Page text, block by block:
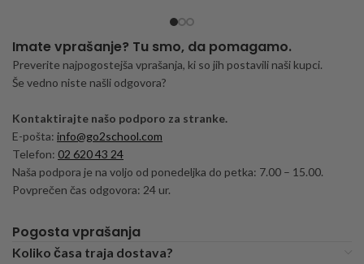
Imate vprašanje? Tu smo, da pomagamo.
Preverite najpogostejša vprašanja, ki so jih postavili naši kupci.
Še vedno niste našli odgovora?
Kontaktirajte našo podporo za stranke.
E-pošta: info@go2school.com
Telefon: 02 620 43 24
Naša podpora je na voljo od ponedeljka do petka: 7.00 – 15.00.
Povprečen čas odgovora: 24 ur.
Pogosta vprašanja
Koliko časa traja dostava?